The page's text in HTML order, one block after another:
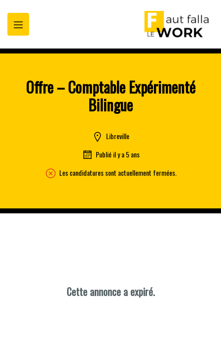
Offre – Comptable Expérimenté
Bilingue
Libreville
Publié il y a 5 ans
Les candidatures sont actuellement fermées.
Cette annonce a expiré.